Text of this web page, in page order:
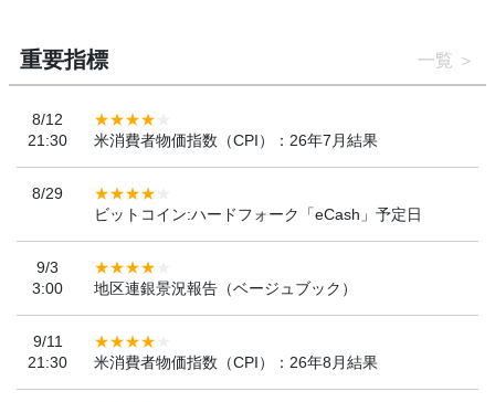
重要指標 一覧
8/12
21:30
米消費者物価指数（CPI）：26年7月結果
8/29
ビットコイン:ハードフォーク「eCash」予定日
9/3
3:00
地区連銀景況報告（ベージュブック）
9/11
21:30
米消費者物価指数（CPI）：26年8月結果